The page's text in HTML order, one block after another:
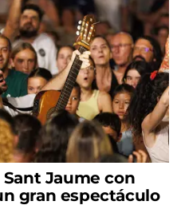
Jaume con
gran espectáculo